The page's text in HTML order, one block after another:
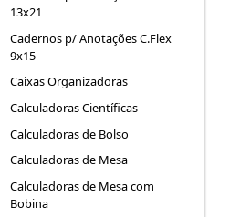
13x21
Cadernos p/ Anotações C.Flex
9x15
Caixas Organizadoras
Calculadoras Científicas
Calculadoras de Bolso
Calculadoras de Mesa
Calculadoras de Mesa com
Bobina